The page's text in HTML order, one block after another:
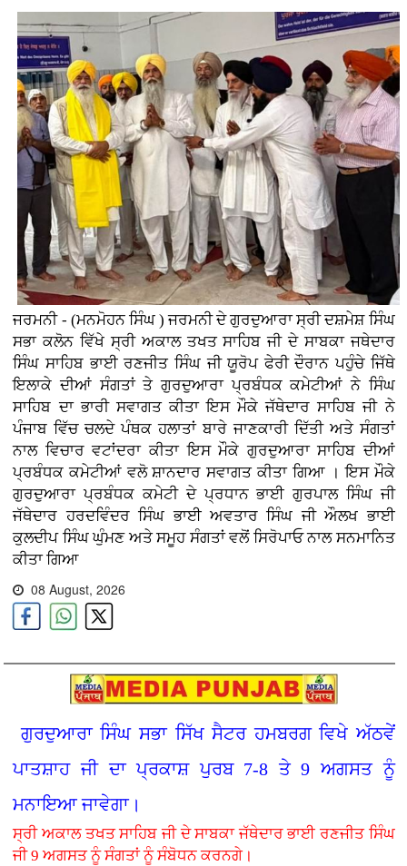
ਜਰਮਨੀ - (ਮਨਮੋਹਨ ਸਿੰਘ ) ਜਰਮਨੀ ਦੇ ਗੁਰਦੁਆਰਾ ਸ੍ਰੀ ਦਸ਼ਮੇਸ਼ ਸਿੰਘ
ਸਭਾ ਕਲੋਨ ਵਿੱਖੇ ਸ੍ਰੀ ਅਕਾਲ ਤਖਤ ਸਾਹਿਬ ਜੀ ਦੇ ਸਾਬਕਾ ਜਥੇਦਾਰ
ਸਿੰਘ ਸਾਹਿਬ ਭਾਈ ਰਣਜੀਤ ਸਿੰਘ ਜੀ ਯੂਰੋਪ ਫੇਰੀ ਦੌਰਾਨ ਪਹੁੰਚੇ ਜਿੱਥੇ
ਇਲਾਕੇ ਦੀਆਂ ਸੰਗਤਾਂ ਤੇ ਗੁਰਦੁਆਰਾ ਪ੍ਰਬੰਧਕ ਕਮੇਟੀਆਂ ਨੇ ਸਿੰਘ
ਸਾਹਿਬ ਦਾ ਭਾਰੀ ਸਵਾਗਤ ਕੀਤਾ ਇਸ ਮੌਕੇ ਜੱਥੇਦਾਰ ਸਾਹਿਬ ਜੀ ਨੇ
ਪੰਜਾਬ ਵਿੱਚ ਚਲਦੇ ਪੰਥਕ ਹਲਾਤਾਂ ਬਾਰੇ ਜਾਣਕਾਰੀ ਦਿੱਤੀ ਅਤੇ ਸੰਗਤਾਂ
ਨਾਲ ਵਿਚਾਰ ਵਟਾਂਦਰਾ ਕੀਤਾ ਇਸ ਮੌਕੇ ਗੁਰਦੁਆਰਾ ਸਾਹਿਬ ਦੀਆਂ
ਪ੍ਰਬੰਧਕ ਕਮੇਟੀਆਂ ਵਲੋ ਸ਼ਾਨਦਾਰ ਸਵਾਗਤ ਕੀਤਾ ਗਿਆ । ਇਸ ਮੌਕੇ
ਗੁਰਦੁਆਰਾ ਪ੍ਰਬੰਧਕ ਕਮੇਟੀ ਦੇ ਪ੍ਰਧਾਨ ਭਾਈ ਗੁਰਪਾਲ ਸਿੰਘ ਜੀ
ਜੱਥੇਦਾਰ ਹਰਦਵਿੰਦਰ ਸਿੰਘ ਭਾਈ ਅਵਤਾਰ ਸਿੰਘ ਜੀ ਔਲਖ ਭਾਈ
ਕੁਲਦੀਪ ਸਿੰਘ ਘੁੰਮਣ ਅਤੇ ਸਮੂਹ ਸੰਗਤਾਂ ਵਲੋਂ ਸਿਰੋਪਾਓ ਨਾਲ ਸਨਮਾਨਿਤ
ਕੀਤਾ ਗਿਆ
08 August, 2026
ਗੁਰਦੁਆਰਾ ਸਿੰਘ ਸਭਾ ਸਿੱਖ ਸੈਟਰ ਹਮਬਰਗ ਵਿਖੇ ਅੱਠਵੇਂ
ਪਾਤਸ਼ਾਹ ਜੀ ਦਾ ਪ੍ਰਕਾਸ਼ ਪੁਰਬ 7-8 ਤੇ 9 ਅਗਸਤ ਨੂੰ
ਮਨਾਇਆ ਜਾਵੇਗਾ।
ਸ੍ਰੀ ਅਕਾਲ ਤਖਤ ਸਾਹਿਬ ਜੀ ਦੇ ਸਾਬਕਾ ਜੱਥੇਦਾਰ ਭਾਈ ਰਣਜੀਤ ਸਿੰਘ
ਜੀ 9 ਅਗਸਤ ਨੂੰ ਸੰਗਤਾਂ ਨੂੰ ਸੰਬੋਧਨ ਕਰਨਗੇ।